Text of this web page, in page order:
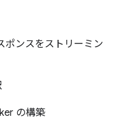
ポンスをストリーミン
の構築